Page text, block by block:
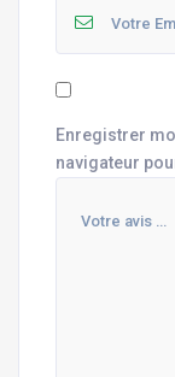
Enregistrer
navigateur